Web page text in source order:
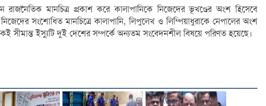
মানচিত্র প্রকাশ করে কালাপানিকে নিজেদের ভূখণ্ডের অংশ হিসেবে
সংশোধিত মানচিত্রে কালাপানি, লিপুলেখ ও লিম্পিয়াধুরাকে নেপালের অংশ
সীমান্ত ইস্যুটি দুই দেশের সম্পর্কে অন্যতম সংবেদনশীল বিষয়ে পরিণত হয়েছে।